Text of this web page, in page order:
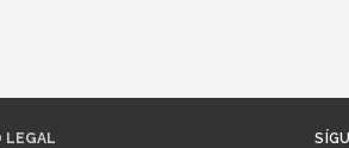
LEGAL